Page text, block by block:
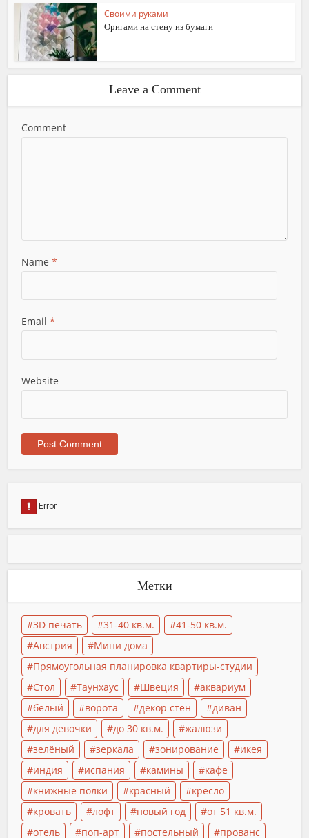
Своими руками
Оригами на стену из бумаги
Leave a Comment
Comment
Name *
Email *
Website
Метки
3D печать 31-40 кв.м.
41-50 кв.м.
Австрия
Мини дома
Прямоугольная планировка квартиры-студии
Стол
Таунхаус Швеция
аквариум
белый
ворота декор стен
диван
для девочки
до 30 кв.м.
жалюзи
зелёный
зеркала зонирование
икея
индия
испания камины
кафе
книжные полки
красный
кресло
кровать
лофт новый год
от 51 кв.м.
отель
поп-арт постельный прованс